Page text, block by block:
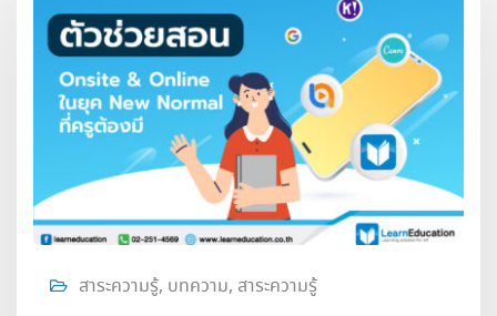
สาระความรู้, บทความ, สาระความรู้